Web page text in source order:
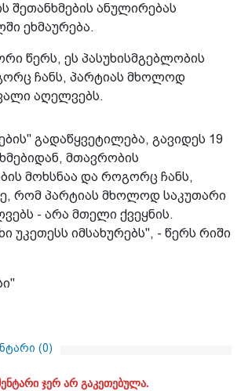
შეთანხმების ანულირებას
ეხმაურება.
წერს, ეს პასუხისმგებლობის
ჩანს, პარტიას მხოლოდ
აღელვებს.
გადაწყვეტილება, გავიდეს 19
მთავრობის
მოხსნაა და როგორც ჩანს,
რომ პარტიას მხოლოდ საკუთარი
- არა მთელი ქვეყნის.
უკეთესს იმსახურებს", - წერს რიში
(0)
ჯერ არ გაკეთებულა.